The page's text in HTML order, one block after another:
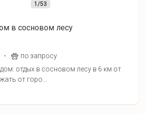
1/53
в сосновом лесу
·
по запросу
отдых в сосновом лесу в 6 км от
от горо...